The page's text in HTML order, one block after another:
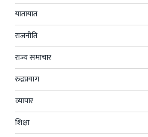
यातायात
राजनीति
राज्य समाचार
रुद्रप्रयाग
व्यापार
शिक्षा